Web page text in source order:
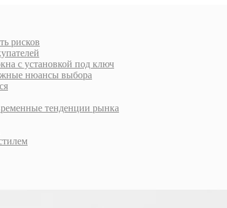
рисков
с установкой под ключ
нюансы выбора
тенденции рынка